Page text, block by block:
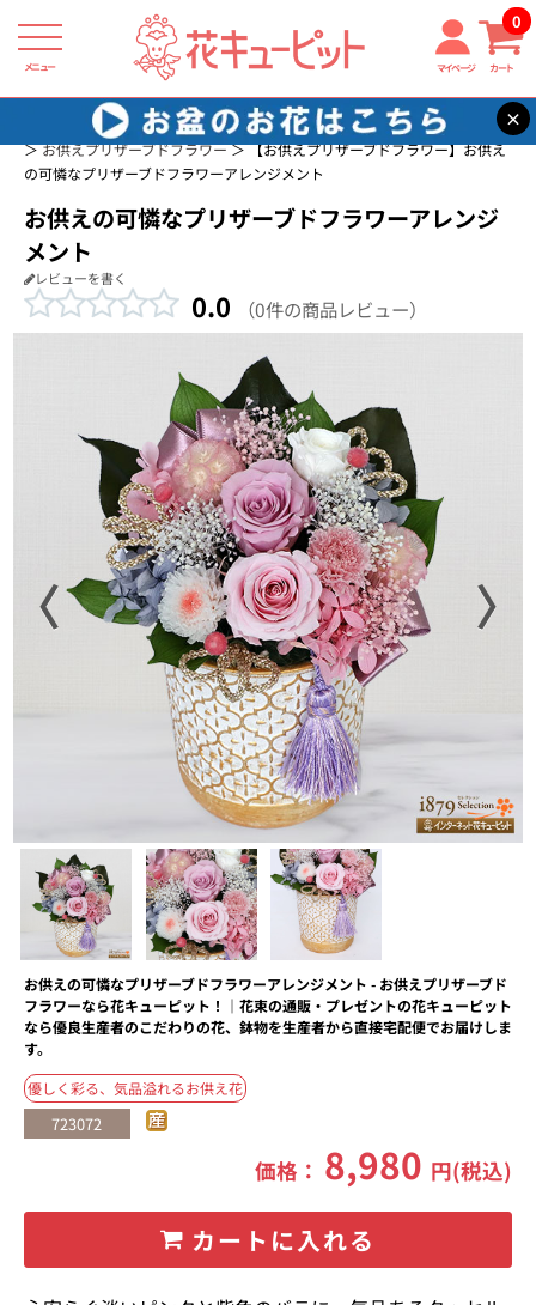
メニュー マイページ カート
0
×
花キューピット
プリザーブドフラワーのギフト・プレゼント特集2026
お供えプリザーブドフラワー
【お供えプリザーブドフラワー】お供え
の可憐なプリザーブドフラワーアレンジメント
お供えの可憐なプリザーブドフラワーアレンジ
メント
レビューを書く
0.0 （0件の商品レビュー）
〈 〉
お供えの可憐なプリザーブドフラワーアレンジメント - お供えプリザーブド
フラワーなら花キューピット！｜花束の通販・プレゼントの花キューピット
なら優良生産者のこだわりの花、鉢物を生産者から直接宅配便でお届けしま
す。
優しく彩る、気品溢れるお供え花
723072
価格： 8,980 円(税込)
カートに入れる